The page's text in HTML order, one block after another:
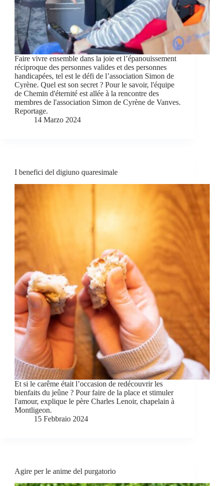
Faire vivre ensemble dans la joie et l’épanouissement
réciproque des personnes valides et des personnes
handicapées, tel est le défi de l’association Simon de
Cyrène. Quel est son secret ? Pour le savoir, l'équipe
de Chemin d'éternité est allée à la rencontre des
membres de l'association Simon de Cyrène de Vanves.
Reportage.
14 Marzo 2024
I benefici del digiuno quaresimale
Et si le carême était l’occasion de redécouvrir les
bienfaits du jeûne ? Pour faire de la place et stimuler
l'amour, explique le père Charles Lenoir, chapelain à
Montligeon.
15 Febbraio 2024
Agire per le anime del purgatorio